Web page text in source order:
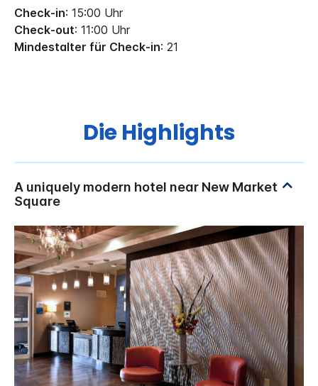
Check-in: 15:00 Uhr
Check-out: 11:00 Uhr
Mindestalter für Check-in: 21
Die Highlights